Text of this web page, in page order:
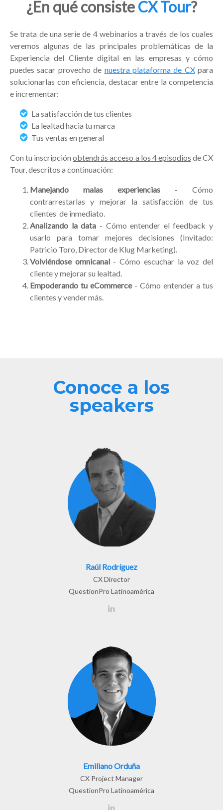
¿En qué consisteCX Tour?
Se trata de una serie de 4 webinarios a través de los cuales
veremos algunas de las principales problemáticas de la
Experiencia del Cliente digital en las empresas y cómo
puedes sacar provecho de nuestra plataforma de CXpara
solucionarlas con eficiencia, destacar entre la competencia
e incrementar:
La satisfacción de tus clientes
La lealtad hacia tu marca
Tus ventas en general
Con tu inscripciónobtendrás acceso a los 4 episodios de CX
Tour, descritos a continuación:
Manejando malas experiencias - Cómo
contrarrestarlas y mejorar la satisfacción de tus
clientes de inmediato.
Analizando la data - Cómo entender el feedback y
usarlo para tomar mejores decisiones (Invitado:
Patricio Toro, Director de Klug Marketing).
Volviéndose omnicanal- Cómo escuchar la voz del
cliente y mejorar su lealtad.
Empoderando tu eCommerce- Cómo entender a tus
clientes y vender más.
Conoce a los
speakers
Raúl Rodríguez
CX Director
QuestionPro Latinoamérica
Emiliano Orduña
CX Project Manager
QuestionPro Latinoamérica